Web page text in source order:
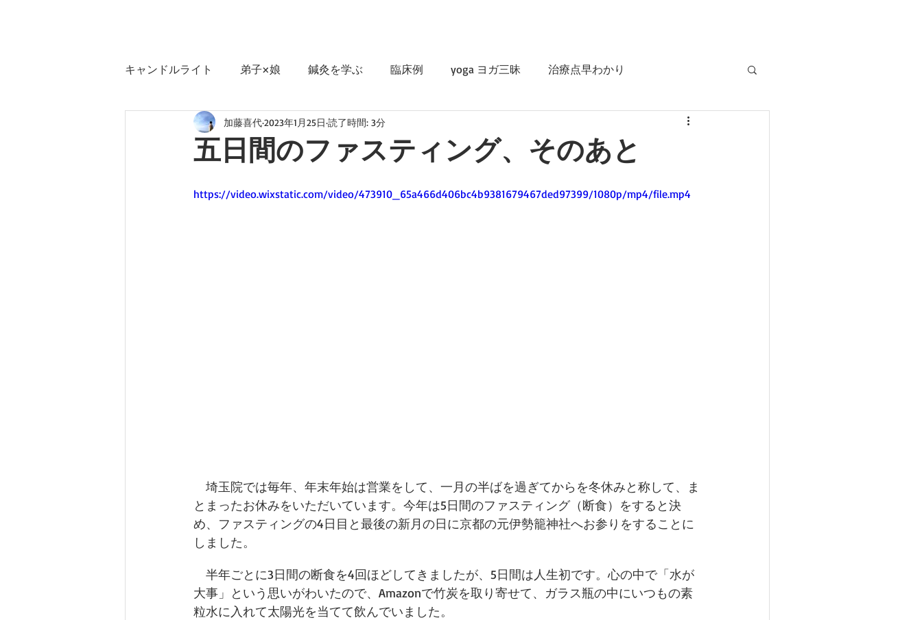
キャンドルライト 弟子×娘 鍼灸を学ぶ 臨床例 yoga ヨガ三昧 治療点早わかり
五日間のファスティング、そのあと
加藤喜代2023年1月25日 読了時間: 3分
https://video.wixstatic.com/video/473910_65a466d406bc4b9381679467ded97399/1080p/mp4/file.mp4
埼玉院では毎年、年末年始は営業をして、一月の半ばを過ぎてからを冬休みと称して、ま
とまったお休みをいただいています。今年は5日間のファスティング（断食）をすると決
め、ファスティングの4日目と最後の新月の日に京都の元伊勢籠神社へお参りをすることに
しました。
半年ごとに3日間の断食を4回ほどしてきましたが、5日間は人生初です。心の中で「水が
大事」という思いがわいたので、Amazonで竹炭を取り寄せて、ガラス瓶の中にいつもの素
粒水に入れて太陽光を当てて飲んでいました。